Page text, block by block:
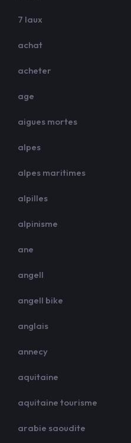
7 laux
achat
acheter
age
aigues mortes
alpes
alpes maritimes
alpilles
alpinisme
ane
angell
angell bike
anglais
annecy
aquitaine
aquitaine tourisme
arabie saoudite